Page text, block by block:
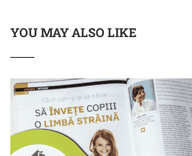
YOU MAY ALSO LIKE